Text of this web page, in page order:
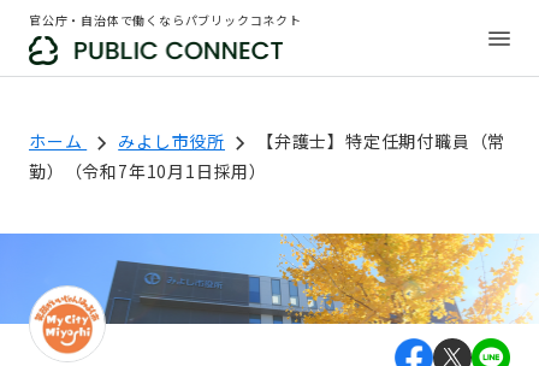
官公庁・自治体で働くならパブリックコネクト
ホーム みよし市役所
【弁護士】特定任期付職員（常
勤）（令和7年10月1日採用）